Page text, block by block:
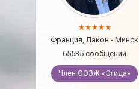
Франция, Лакон - Минск
65535 сообщений
Член ООЗЖ «Эгида»